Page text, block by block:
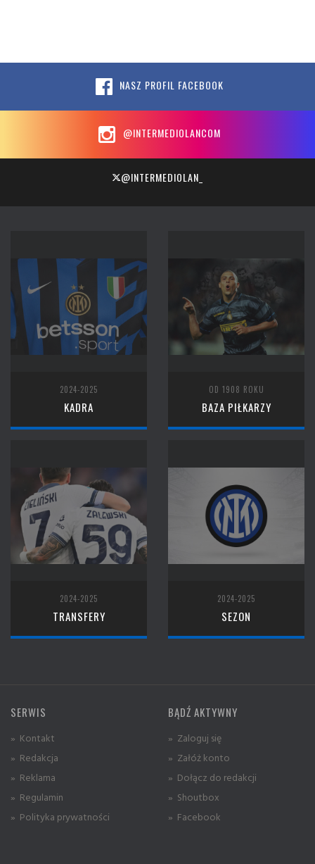
NASZ PROFIL FACEBOOK
@INTERMEDIOLANCOM
@INTERMEDIOLAN_
2024-2025
KADRA
OD 1908 ROKU
BAZA PIŁKARZY
2024-2025
TRANSFERY
2024-2025
SEZON
SERWIS
» Kontakt
» Redakcja
» Reklama
» Regulamin
» Polityka prywatności
BĄDŹ AKTYWNY
» Zaloguj się
» Załóż konto
» Dołącz do redakcji
» Shoutbox
» Facebook